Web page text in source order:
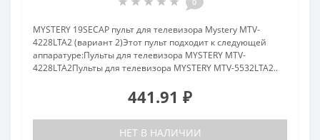
MYSTERY 19SECAP пульт для телевизора Mystery MTV-
4228LTA2 (вариант 2)Этот пульт подходит к следующей
аппаратуре:Пульты для телевизора MYSTERY MTV-
4228LTA2Пульты для телевизора MYSTERY MTV-5532LTA2..
441.91 ₽
НЕТ В НАЛИЧИИ